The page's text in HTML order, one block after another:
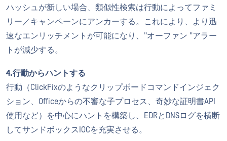
ハッシュが新しい場合、類似性検索は行動によってファミ
リー／キャンペーンにアンカーする。これにより、より迅
速なエンリッチメントが可能になり、"オーファン "アラー
トが減少する。
4.行動からハントする
行動（ClickFixのようなクリップボードコマンドインジェク
ション、Officeからの不審な子プロセス、奇妙な証明書API
使用など）を中心にハントを構築し、EDRとDNSログを横断
してサンドボックスIOCを充実させる。